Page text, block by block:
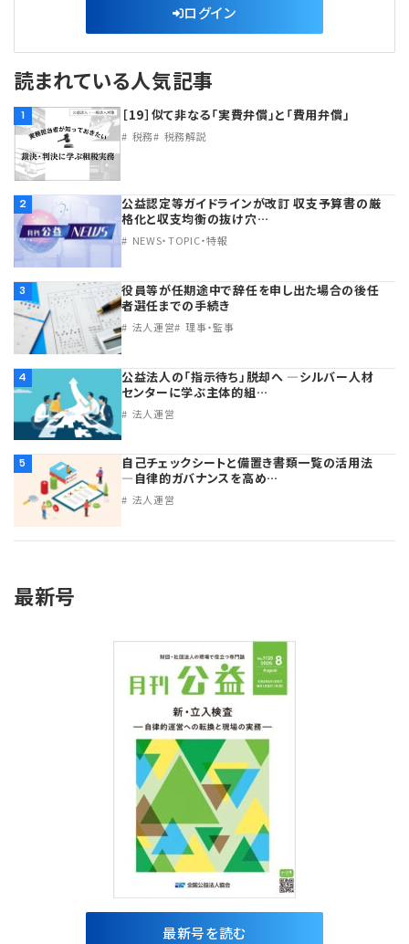
ログイン
読まれている人気記事
1 ［19］似て非なる「実費弁償」と「費用弁償」
税務 税務解説
2
公益認定等ガイドラインが改訂 収支予算書の厳
格化と収支均衡の抜け穴…
NEWS・TOPIC・特報
3
役員等が任期途中で辞任を申し出た場合の後任
者選任までの手続き
法人運営 理事・監事
4
公益法人の「指示待ち」脱却へ ―シルバー人材
センターに学ぶ主体的組…
法人運営
5
自己チェックシートと備置き書類一覧の活用法
―自律的ガバナンスを高め…
法人運営
最新号
最新号を読む